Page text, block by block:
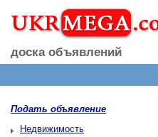
доска объявлений
Подать объявление
Недвижимость